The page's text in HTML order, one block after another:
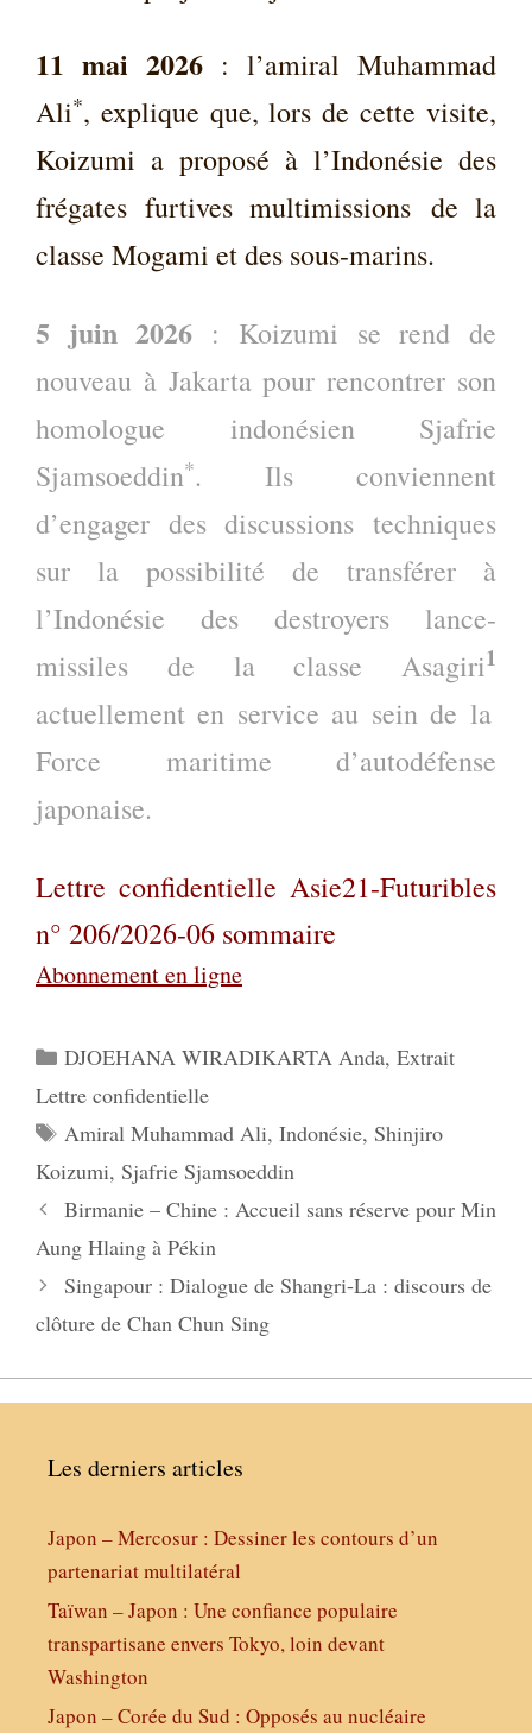
11 mai 2026 : l’amiral Muhammad
Ali*, explique que, lors de cette visite,
Koizumi a proposé à l’Indonésie des
frégates furtives multimissions de la
classe Mogami et des sous-marins.
5 juin 2026 : Koizumi se rend de
nouveau à Jakarta pour rencontrer son
homologue indonésien Sjafrie
Sjamsoeddin*. Ils conviennent
d’engager des discussions techniques
sur la possibilité de transférer à
l’Indonésie des destroyers lance-
missiles de la classe Asagiri1
actuellement en service au sein de la
Force maritime d’autodéfense
japonaise.
Lettre confidentielle Asie21-Futuribles
n° 206/2026-06 sommaire
Abonnement en ligne
Catégories
DJOEHANA WIRADIKARTA Anda, Extrait
Lettre confidentielle
Étiquettes
Amiral Muhammad Ali, Indonésie, Shinjiro
Koizumi, Sjafrie Sjamsoeddin
Birmanie – Chine : Accueil sans réserve pour Min
Aung Hlaing à Pékin
Singapour : Dialogue de Shangri-La : discours de
clôture de Chan Chun Sing
Les derniers articles
Japon – Mercosur : Dessiner les contours d’un
partenariat multilatéral
Taïwan – Japon : Une confiance populaire
transpartisane envers Tokyo, loin devant
Washington
Japon – Corée du Sud : Opposés au nucléaire